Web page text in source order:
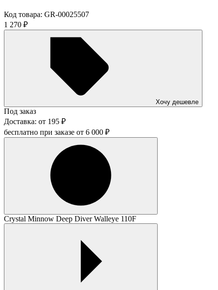
Код товара: GR-00025507
1 270 ₽
Хочу дешевле
Под заказ
Доставка: от 195 ₽
бесплатно при заказе от 6 000 ₽
Crystal Minnow Deep Diver Walleye 110F